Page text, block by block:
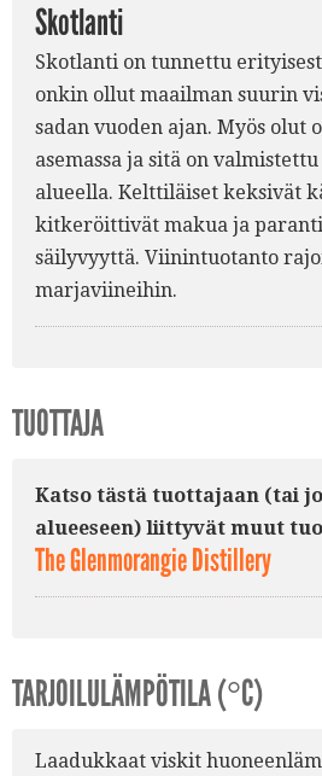
Skotlanti
Skotlanti on tunnettu
onkin ollut maailman suurin
sadan vuoden ajan. Myös olut
asemassa ja sitä on
alueella. Kelttiläiset keksivät
kitkeröittivät makua ja
säilyvyyttä. Viinintuotanto
marjaviineihin.
TUOTTAJA
Katso tästä tuottajaan (tai
alueeseen) liittyvät muut
The Glenmorangie Distillery
TARJOILULÄMPÖTILA (°C)
Laadukkaat viskit